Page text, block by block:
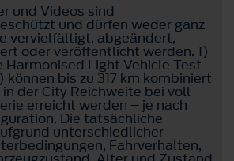
und Videos sind
und dürfen weder ganz
vervielfältigt, abgeändert,
oder veröffentlicht werden. 1)
Harmonised Light Vehicle Test
bis zu 317 km kombiniert
in der City Reichweite bei voll
erreicht werden – je nach
Die tatsächliche
unterschiedlicher
Fahrverhalten,